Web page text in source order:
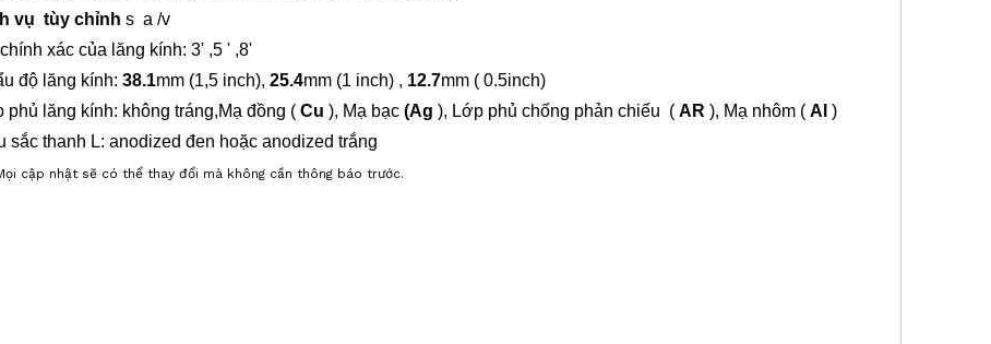
vụ tùy chỉnh s a /v
xác của lăng kính: 3' ,5 ' ,8'
độ lăng kính: 38.1mm (1,5 inch), 25.4mm (1 inch) , 12.7mm ( 0.5inch)
phủ lăng kính: không tráng,Mạ đồng ( Cu ), Mạ bạc (Ag ), Lớp phủ chống phản chiếu ( AR ), Mạ nhôm ( Al )
sắc thanh L: anodized đen hoặc anodized trắng
cập nhật sẽ có thể thay đổi mà không cần thông báo trước.